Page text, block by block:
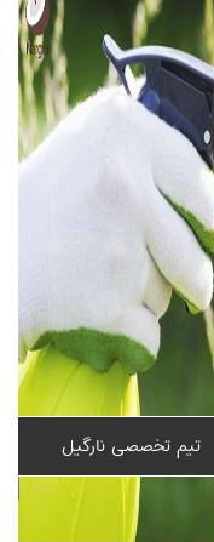
تیم تخصصی نارگیل